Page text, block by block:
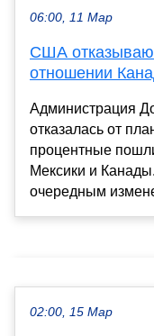
06:00, 11 Мар
США
отношении
Администрация
отказалась от
процентные
Мексики и
очередным
02:00, 15 Мар